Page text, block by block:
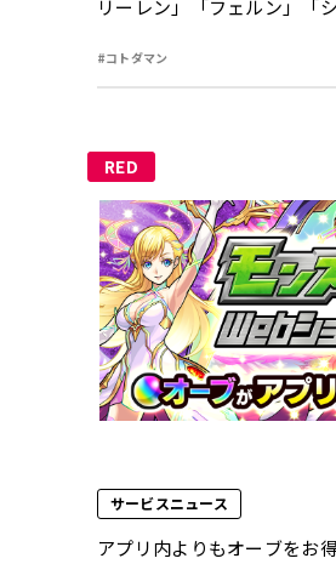
リーレン」「フェルン」「
#コトダマン
RED
サービスニュース
アプリ内よりもオーブをお